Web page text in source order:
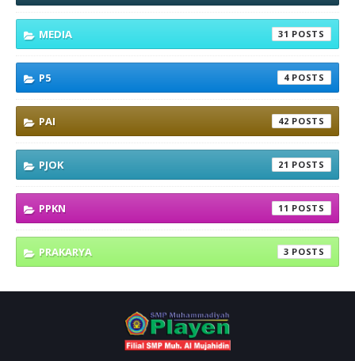
MEDIA 31
P5 4
PAI 42
PJOK 21
PPKN 11
PRAKARYA 3